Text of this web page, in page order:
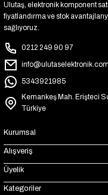
Ulutaş, elektronik komponent
fiyatlandırma ve stok
sağlıyoruz.
0212 249 90 97
5343921985
Kemankeş Mah. Erişteci
Türkiye
Kurumsal
Alışveriş
Üyelik
Kategoriler